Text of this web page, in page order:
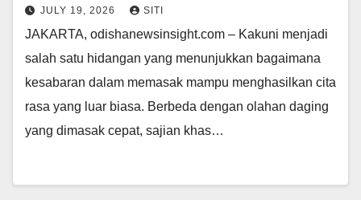
JULY 19, 2026 SITI
JAKARTA, odishanewsinsight.com – Kakuni menjadi
salah satu hidangan yang menunjukkan bagaimana
kesabaran dalam memasak mampu menghasilkan cita
rasa yang luar biasa. Berbeda dengan olahan daging
yang dimasak cepat, sajian khas…